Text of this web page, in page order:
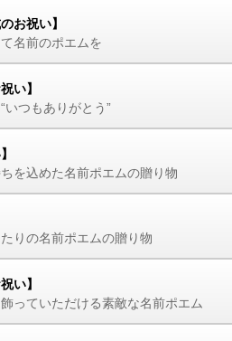
お祝い】
名前のポエムを
い】
いつもありがとう”
を込めた名前ポエムの贈り物
りの名前ポエムの贈り物
い】
っていただける素敵な名前ポエム